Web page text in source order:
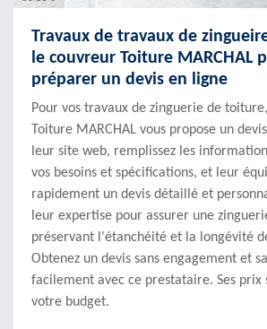
Travaux de travaux de
le couvreur Toiture MARCHAL
préparer un devis en ligne
Pour vos travaux de zinguerie de
Toiture MARCHAL vous propose un
leur site web, remplissez les
vos besoins et spécifications, et leur
rapidement un devis détaillé et
leur expertise pour assurer une
préservant l'étanchéité et la longévité
Obtenez un devis sans engagement et
facilement avec ce prestataire. Ses prix
votre budget.